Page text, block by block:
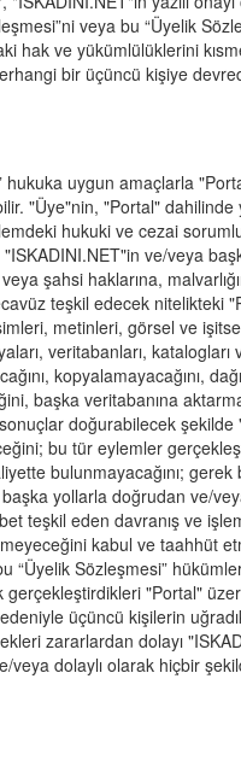
veya bu “Üyelik
hak ve yükümlülüklerini
bir üçüncü kişiye
hukuka uygun amaçlarla
"Üye"nin, "Portal" dahilinde
hukuki ve cezai
ve/veya
şahsi haklarına,
teşkil edecek nitelikteki
metinleri, görsel ve
veritabanları, katalogları
kopyalamayacağını,
başka veritabanına
doğurabilecek şekilde
bu tür eylemler
bulunmayacağını;
yollarla doğrudan ve/
teşkil eden davranış ve
kabul ve taahhüt
“Üyelik Sözleşmesi”
gerçekleştirdikleri "Portal"
üçüncü kişilerin
zararlardan dolayı
veya dolaylı olarak hiçbir